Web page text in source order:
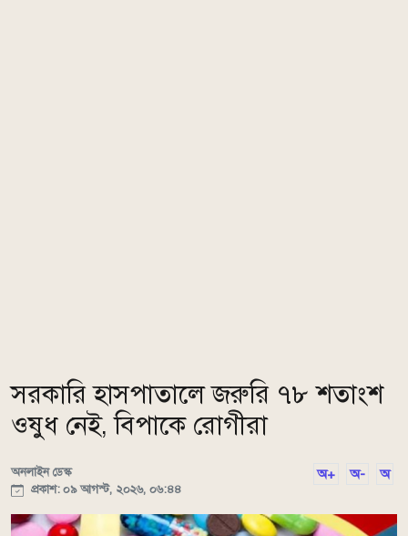
সরকারি হাসপাতালে জরুরি ৭৮ শতাংশ
ওষুধ নেই, বিপাকে রোগীরা
অনলাইন ডেস্ক
প্রকাশ: ০৯ আগস্ট, ২০২৬, ০৬:৪৪
অ+ অ- অ